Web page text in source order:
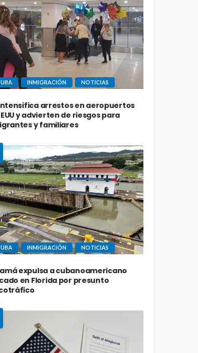
INMIGRACIÓN NOTICIAS
intensifica arrestos en aeropuertos
y advierten de riesgos para
y familiares
INMIGRACIÓN NOTICIAS
expulsa a cubanoamericano
en Florida por presunto